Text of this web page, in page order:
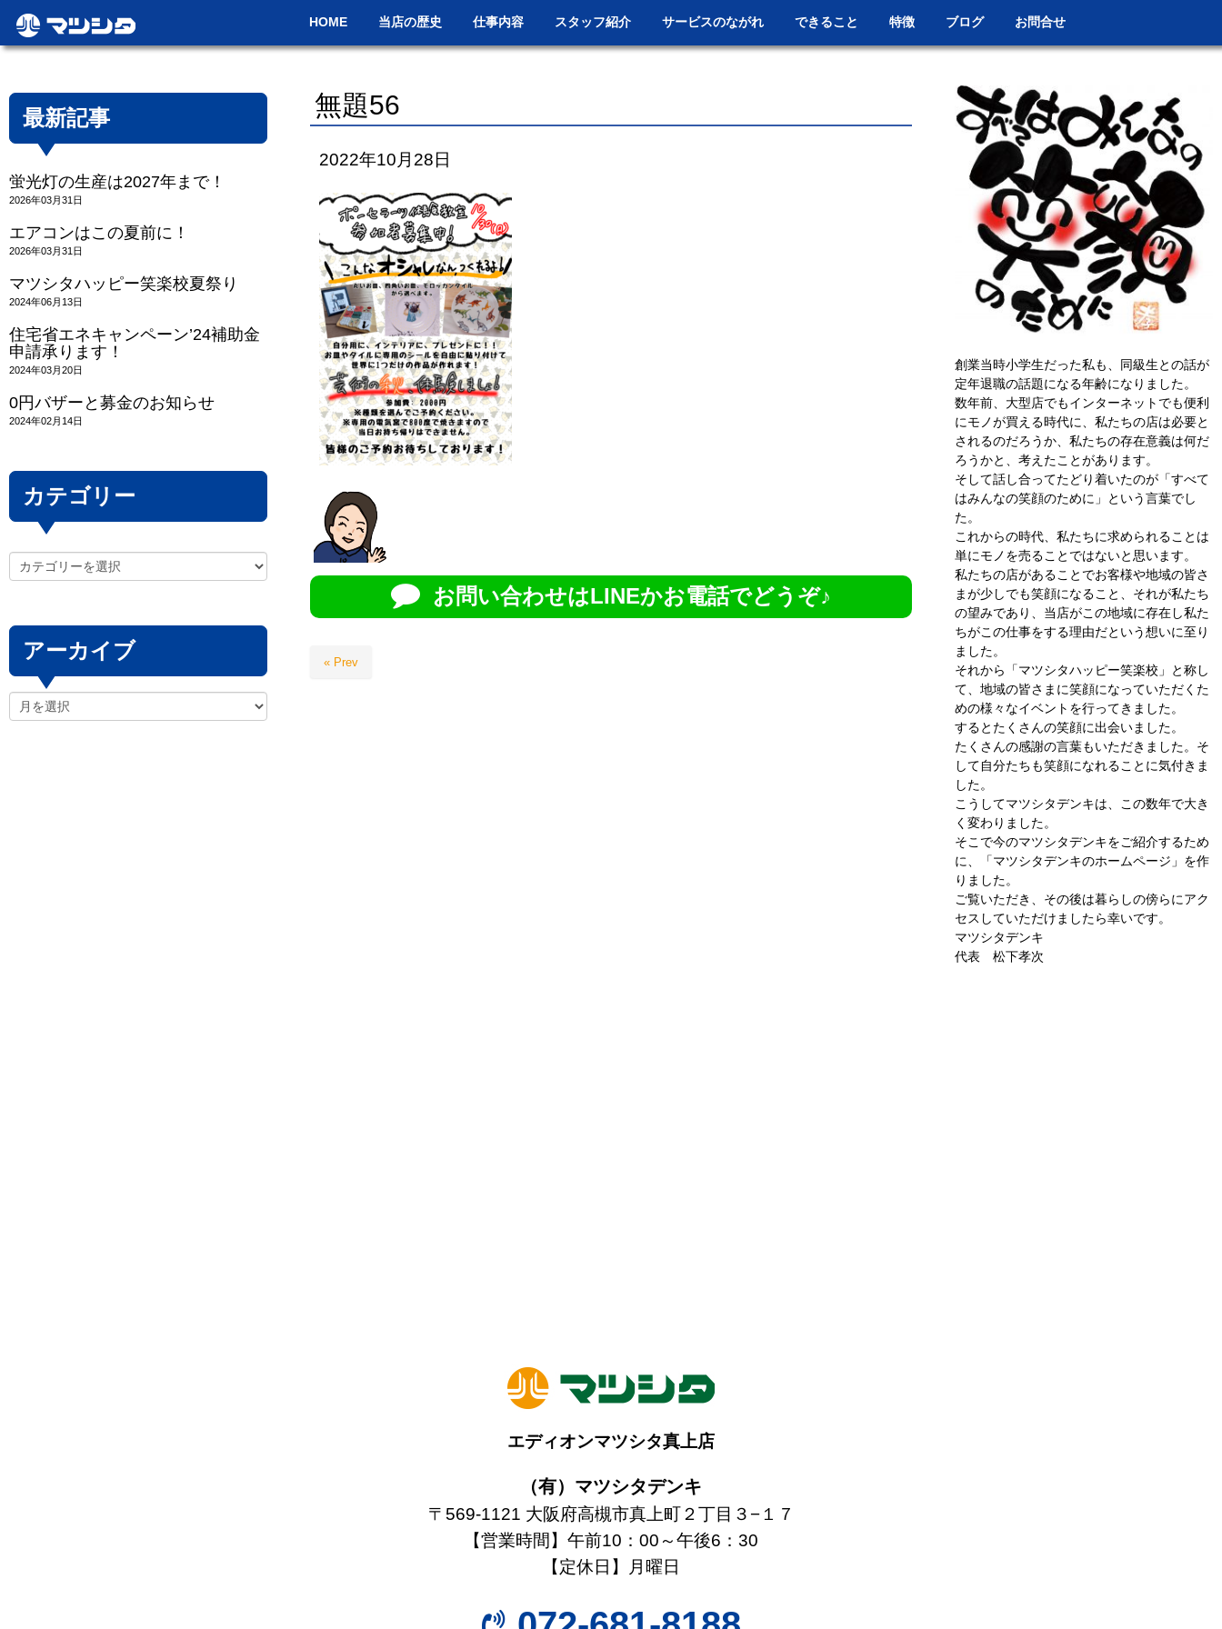
HOME 当店の歴史 仕事内容 スタッフ紹介 サービスのながれ できること 特徴 ブログ お問合せ
無題56
2022年10月28日
お問い合わせはLINEかお電話でどうぞ♪
« Prev
最新記事
蛍光灯の生産は2027年まで！
2026年03月31日
エアコンはこの夏前に！
2026年03月31日
マツシタハッピー笑楽校夏祭り
2024年06月13日
住宅省エネキャンペーン’24補助金
申請承ります！
2024年03月20日
0円バザーと募金のお知らせ
2024年02月14日
カテゴリー
アーカイブ
創業当時小学生だった私も、同級生との話が
定年退職の話題になる年齢になりました。
数年前、大型店でもインターネットでも便利
にモノが買える時代に、私たちの店は必要と
されるのだろうか、私たちの存在意義は何だ
ろうかと、考えたことがあります。
そして話し合ってたどり着いたのが「すべて
はみんなの笑顔のために」という言葉でし
た。
これからの時代、私たちに求められることは
単にモノを売ることではないと思います。
私たちの店があることでお客様や地域の皆さ
まが少しでも笑顔になること、それが私たち
の望みであり、当店がこの地域に存在し私た
ちがこの仕事をする理由だという想いに至り
ました。
それから「マツシタハッピー笑楽校」と称し
て、地域の皆さまに笑顔になっていただくた
めの様々なイベントを行ってきました。
するとたくさんの笑顔に出会いました。
たくさんの感謝の言葉もいただきました。そ
して自分たちも笑顔になれることに気付きま
した。
こうしてマツシタデンキは、この数年で大き
く変わりました。
そこで今のマツシタデンキをご紹介するため
に、「マツシタデンキのホームページ」を作
りました。
ご覧いただき、その後は暮らしの傍らにアク
セスしていただけましたら幸いです。
マツシタデンキ
代表 松下孝次
エディオンマツシタ真上店
（有）マツシタデンキ
〒569-1121 大阪府高槻市真上町２丁目３−１７
【営業時間】午前10：00～午後6：30
【定休日】月曜日